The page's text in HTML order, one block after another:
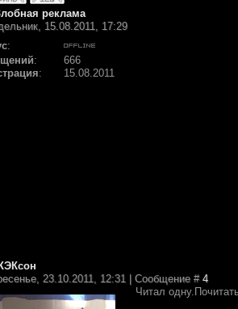
реклама
15.08.2011, 17:29
:
:
666
: 15.08.2011
23.10.2011, 12:31 | Сообщение # 4
Читал